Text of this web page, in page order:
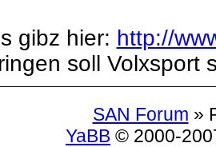
gibz hier: http://
soll Volxsport
SAN Forum »
YaBB © 2000-